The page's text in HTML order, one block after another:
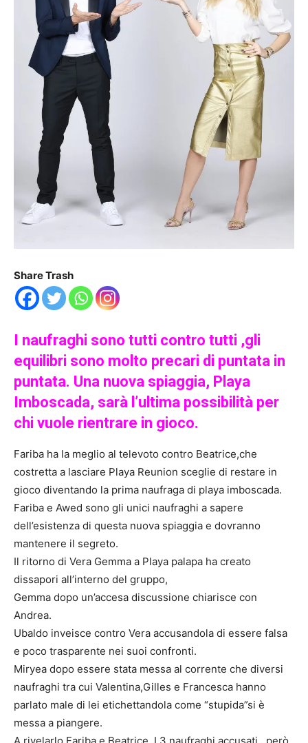
Share Trash
I naufraghi sono tutti contro tutti ,gli
equilibri sono molto precari di puntata in
puntata. Una nuova spiaggia, Playa
Imboscada, sarà l’ultima possibilità per
chi vuole rientrare in gioco.
Fariba ha la meglio al televoto contro Beatrice,che
costretta a lasciare Playa Reunion sceglie di restare in
gioco diventando la prima naufraga di playa imboscada.
Fariba e Awed sono gli unici naufraghi a sapere
dell’esistenza di questa nuova spiaggia e dovranno
mantenere il segreto.
Il ritorno di Vera Gemma a Playa palapa ha creato
dissapori all’interno del gruppo,
Gemma dopo un’accesa discussione chiarisce con
Andrea.
Ubaldo inveisce contro Vera accusandola di essere falsa
e poco trasparente nei suoi confronti.
Miryea dopo essere stata messa al corrente che diversi
naufraghi tra cui Valentina,Gilles e Francesca hanno
parlato male di lei etichettandola come “stupida”si è
messa a piangere.
A rivelarlo Fariba e Beatrice. I 3 naufraghi accusati , però,